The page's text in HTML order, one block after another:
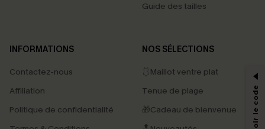
Guide des tailles
INFORMATIONS
Contactez-nous
Affiliation
Politique de confidentialité
NOS SÉLECTIONS
🩱Maillot ventre plat
Tenue de plage
🎁Cadeau de bienvenue
PROFITEZ DE -15%
-15% dès 2 Achetés par E-mail